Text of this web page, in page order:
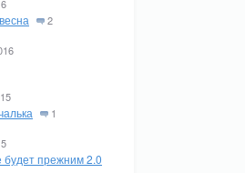
2
1
будет прежним 2.0